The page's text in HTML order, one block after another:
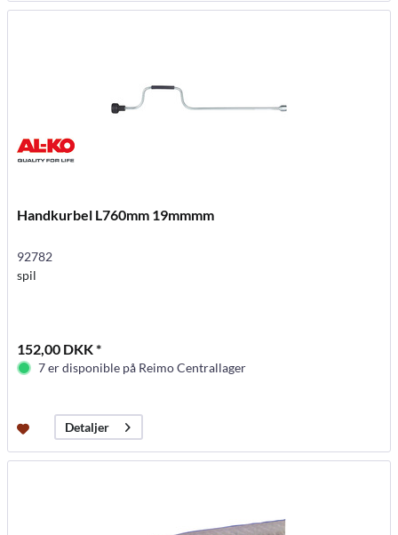
Handkurbel L760mm 19mmmm
92782
spil
152,00 DKK *
7 er disponible på Reimo Centrallager
Detaljer